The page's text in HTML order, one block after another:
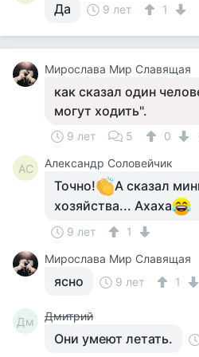
Да 9 лет 1
Мирослава Мир Славящая
как сказал один
могут ходить".
9 лет 5 0
АС Александр Соловейчик
Точно!
А сказал
хозяйства... Ахаха
9 лет
1
Мирослава Мир Славящая
ясно 9 лет 1
Дм Дмитрий
Они умеют летать.